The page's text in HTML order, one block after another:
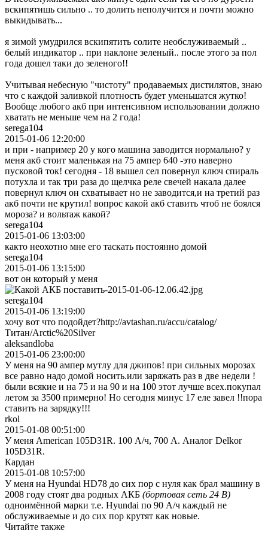
вскипятишь сильно .. то долить неполучится и почти можно
выкидывать...
я зимой умудрился вскипятить солите необслуживаемый ..
белый индикатор .. при наклоне зеленый.. после этого за пол
года дошел таки до зеленого!!
Учитывая небесную "чистоту" продаваемых дистилятов, знаю
что с каждой заливкой плотность будет уменьшатся жутко!
Вообще любого акб при интенсивном использовании должно
хватать не меньше чем на 2 года!
serega104
2015-01-06 12:20:00
и при - например 20 у кого машина заводится нормально? у
меня акб стоит маленькая на 75 ампер 640 -это наверно
пусковой ток! сегодня - 18 вышел сел повернул ключ спираль
потухла и так три раза до щелчка реле свечей накала далее
повернул ключ он схватывает но не заводится,и на третий раз
акб почти не крутил! вопрос какой акб ставить чтоб не боялся
мороза? и вольтаж какой?
serega104
2015-01-06 13:03:00
както неохотно мне его таскать постоянно домой
serega104
2015-01-06 13:15:00
вот он который у меня
serega104
2015-01-06 13:19:00
хочу вот что подойдет?http://avtashan.ru/accu/catalog/
Титан/Arctic%20Silver
aleksandloba
2015-01-06 23:00:00
У меня на 90 ампер мутлу для джипов! при сильных морозах
все равно надо домой носить.или заряжать раз в две недели !
были всякие и на 75 и на 90 и на 100 этот лучше всех.покупал
летом за 3500 примерно! Но сегодня минус 17 еле завел !!пора
ставить на зарядку!!!
rkol
2015-01-08 00:51:00
У меня American 105D31R. 100 А/ч, 700 А. Аналог Delkor
105D31R.
Кардан
2015-01-08 10:57:00
У меня на Hyundai HD78 до сих пор с нуля как брал машину в
2008 году стоят два родных АКБ (бортовая сеть 24 В)
одноимённой марки т.е. Hyundai по 90 А/ч каждый не
обслуживаемые и до сих пор крутят как новые.
Читайте также